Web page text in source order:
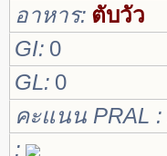
อาหาร ตับวัว
GI 0
GL 0
คะแนน PRAL